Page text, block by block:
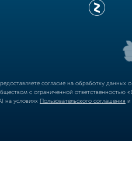
согласие на обработку
с ограниченной
на условиях Пользовательского соглашения и